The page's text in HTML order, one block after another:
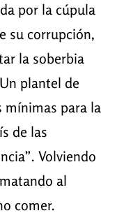
por la cúpula
su corrupción,
la soberbia
plantel de
mínimas para la
de las
Volviendo
al
comer.